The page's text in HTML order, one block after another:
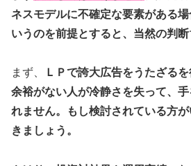
ネスモデルに不確定な要素がある
いうのを前提とすると、当然の判断
まず、
ＬＰで誇大広告をうたざる
余裕がない人が冷静さを失って、
れません。もし検討されている方
きましょう。